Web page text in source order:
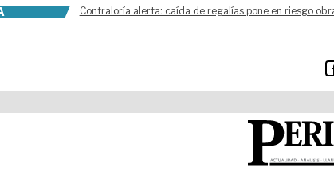
Contraloría alerta: caída de regalías pone en riesgo